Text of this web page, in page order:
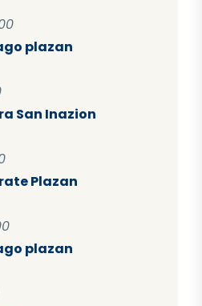
plazan
San Inazion
Plazan
plazan